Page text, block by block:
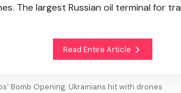
The largest Russian oil terminal for
Read Entire Article
Bomb Opening. Ukrainians hit with drones